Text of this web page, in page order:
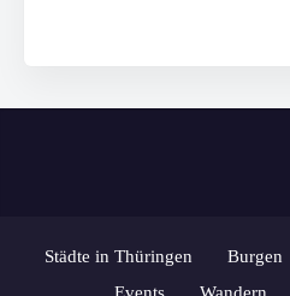
Städte in Thüringen Burgen